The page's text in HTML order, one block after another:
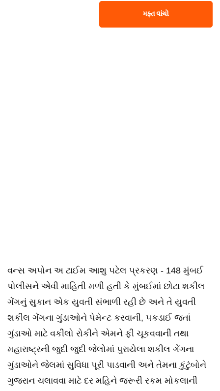
મફત વાંચો
વન્સ અપોન અ ટાઈમ આશુ પટેલ પ્રકરણ - 148 મુંબઈ
પોલીસને એવી માહિતી મળી હતી કે મુંબઈમાં છોટા શકીલ
ગેંગનું સુકાન એક યુવતી સંભાળી રહી છે અને તે યુવતી
શકીલ ગેંગના ગુંડાઓને પેમેન્ટ કરવાની, પકડાઈ જતાં
ગુંડાઓ માટે વકીલો રોકીને એમને ફી ચૂકવવાની તથા
મહારાષ્ટ્રની જુદી જુદી જેલોમાં પુરાયેલા શકીલ ગેંગના
ગુંડાઓને જેલમાં સુવિધા પૂરી પાડવાની અને તેમના કુંટુંબોને
ગુજરાન ચલાવવા માટે દર મહિને જરૂરી રકમ મોકલાની